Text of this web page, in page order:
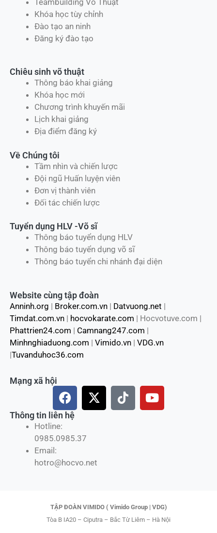
Khóa học tùy chỉnh
Đào tạo an ninh
Đăng ký đào tạo
Chiêu sinh võ thuật
Thông báo khai giảng
Khóa học mới
Chương trình khuyến mãi
Lịch khai giảng
Địa điểm đăng ký
Về Chúng tôi
Tầm nhìn và chiến lược
Đội ngũ Huấn luyện viên
Đơn vị thành viên
Đối tác chiến lược
Tuyển dụng HLV -Võ sĩ
Thông báo tuyển dụng HLV
Thông báo tuyển dụng võ sĩ
Thông báo tuyển chi nhánh đại diện
Website cùng tập đoàn
Anninh.org | Broker.com.vn | Datvuong.net |
Timdat.com.vn | hocvokarate.com | Hocvotuve.com |
Phattrien24.com | Camnang247.com |
Minhnghiaduong.com | Vimido.vn | VDG.vn
|Tuvanduhoc36.com
Hotline:
0985.0985.37
Email:
hotro@hocvo.net
Mạng xã hội
F
a
c
b
o
X
-
t
T
i
Y
o
Thông tin liên hệ
TẬP ĐOÀN VIMIDO ( Vimido Group | VDG)
Tòa B IA20 – Ciputra – Bắc Từ Liêm – Hà Nội